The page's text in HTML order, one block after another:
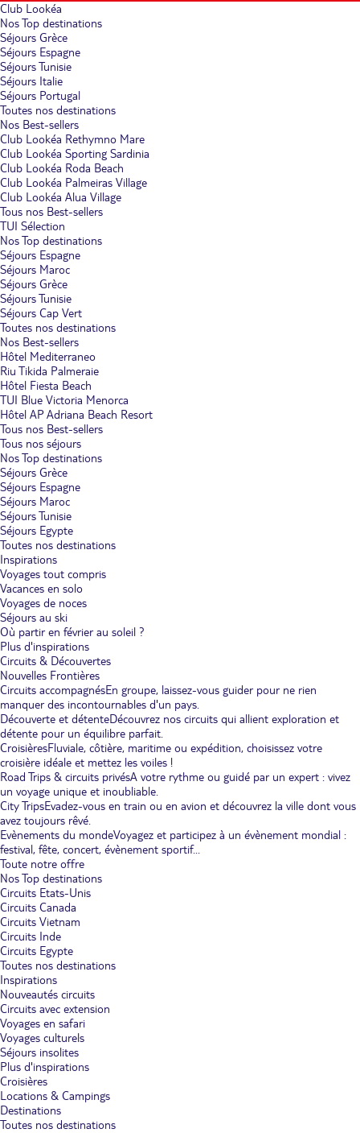
Club Lookéa
Nos Top destinations
Séjours Grèce
Séjours Espagne
Séjours Tunisie
Séjours Italie
Séjours Portugal
Toutes nos destinations
Nos Best-sellers
Club Lookéa Rethymno Mare
Club Lookéa Sporting Sardinia
Club Lookéa Roda Beach
Club Lookéa Palmeiras Village
Club Lookéa Alua Village
Tous nos Best-sellers
TUI Sélection
Nos Top destinations
Séjours Espagne
Séjours Maroc
Séjours Grèce
Séjours Tunisie
Séjours Cap Vert
Toutes nos destinations
Nos Best-sellers
Hôtel Mediterraneo
Riu Tikida Palmeraie
Hôtel Fiesta Beach
TUI Blue Victoria Menorca
Hôtel AP Adriana Beach Resort
Tous nos Best-sellers
Tous nos séjours
Nos Top destinations
Séjours Grèce
Séjours Espagne
Séjours Maroc
Séjours Tunisie
Séjours Egypte
Toutes nos destinations
Inspirations
Voyages tout compris
Vacances en solo
Voyages de noces
Séjours au ski
Où partir en février au soleil ?
Plus d'inspirations
Circuits & Découvertes
Nouvelles Frontières
Circuits accompagnésEn groupe, laissez-vous guider pour ne rien
manquer des incontournables d'un pays.
Découverte et détenteDécouvrez nos circuits qui allient exploration et
détente pour un équilibre parfait.
CroisièresFluviale, côtière, maritime ou expédition, choisissez votre
croisière idéale et mettez les voiles !
Road Trips & circuits privésA votre rythme ou guidé par un expert : vivez
un voyage unique et inoubliable.
City TripsEvadez-vous en train ou en avion et découvrez la ville dont vous
avez toujours rêvé.
Evènements du mondeVoyagez et participez à un évènement mondial :
festival, fête, concert, évènement sportif...
Toute notre offre
Nos Top destinations
Circuits Etats-Unis
Circuits Canada
Circuits Vietnam
Circuits Inde
Circuits Egypte
Toutes nos destinations
Inspirations
Nouveautés circuits
Circuits avec extension
Voyages en safari
Voyages culturels
Séjours insolites
Plus d'inspirations
Croisières
Locations & Campings
Destinations
Toutes nos destinations